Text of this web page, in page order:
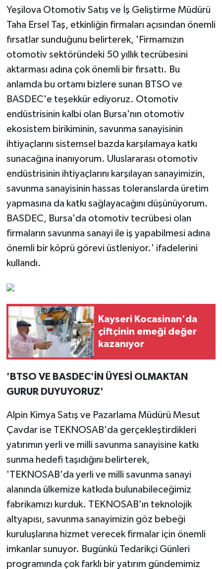
Yeşilova Otomotiv Satış ve İş Geliştirme Müdürü
Taha Ersel Taş, etkinliğin firmaları açısından önemli
fırsatlar sunduğunu belirterek, 'Firmamızın
otomotiv sektöründeki 50 yıllık tecrübesini
aktarması adına çok önemli bir fırsattı. Bu
anlamda bu ortamı bizlere sunan BTSO ve
BASDEC'e teşekkür ediyoruz. Otomotiv
endüstrisinin kalbi olan Bursa'nın otomotiv
ekosistem birikiminin, savunma sanayisinin
ihtiyaçlarını sistemsel bazda karşılamaya katkı
sunacağına inanıyorum. Uluslararası otomotiv
endüstrisinin ihtiyaçlarını karşılayan sanayimizin,
savunma sanayisinin hassas toleranslarda üretim
yapmasına da katkı sağlayacağını düşünüyorum.
BASDEC, Bursa'da otomotiv tecrübesi olan
firmaların savunma sanayi ile iş yapabilmesi adına
önemli bir köprü görevi üstleniyor.' ifadelerini
kullandı.
Kayseri Kocasinan'da
çiftçinin emeği değer
kazanıyor
'BTSO VE BASDEC'İN ÜYESİ OLMAKTAN
GURUR DUYUYORUZ'
Alpin Kimya Satış ve Pazarlama Müdürü Mesut
Çavdar ise TEKNOSAB'da gerçekleştirdikleri
yatırımın yerli ve milli savunma sanayisine katkı
sunma hedefi taşıdığını belirterek,
'TEKNOSAB'da yerli ve milli savunma sanayi
alanında ülkemize katkıda bulunabileceğimiz
fabrikamızı kurduk. TEKNOSAB'ın teknolojik
altyapısı, savunma sanayimizin göz bebeği
kuruluşlarına hizmet verecek firmalar için önemli
imkanlar sunuyor. Bugünkü Tedarikçi Günleri
programında çok farklı bir yatırım gündemimiz